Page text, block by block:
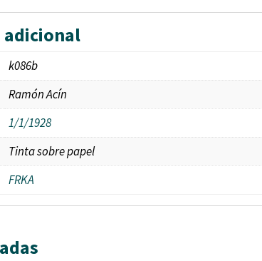
k086b
Ramón Acín
1/1/1928
Tinta sobre papel
FRKA